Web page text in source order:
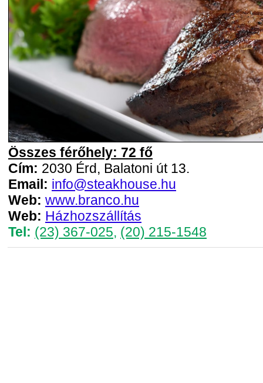
Összes férőhely: 72 fő
Cím: 2030 Érd, Balatoni út 13.
Email: info@steakhouse.hu
Web: www.branco.hu
Web: Házhozszállítás
Tel: (23) 367-025, (20) 215-1548